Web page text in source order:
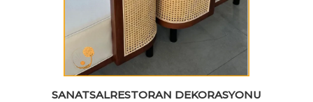
SANATSALRESTORAN DEKORASYONU